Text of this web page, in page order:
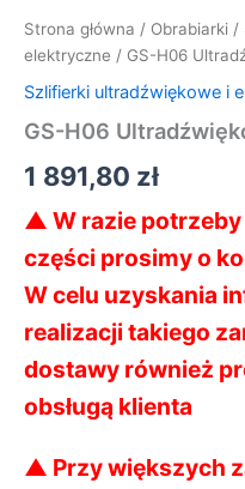
Strona główna / Obrabiarki /
elektryczne / GS-H06
Szlifierki ultradźwiękowe i
GS-H06
1 891,80 zł
▲ W razie
części prosimy o
W celu uzyskania
realizacji takiego
dostawy również
obsługą klienta
▲ Przy większych